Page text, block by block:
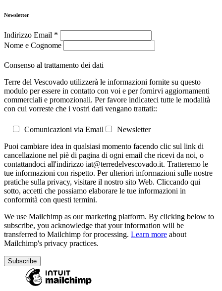
Newsletter
Indirizzo Email *
Nome e Cognome
Consenso al trattamento dei dati
Terre del Vescovado utilizzerà le informazioni fornite su questo
modulo per essere in contatto con voi e per fornirvi aggiornamenti
commerciali e promozionali. Per favore indicateci tutte le modalità
con cui vorreste che i vostri dati vengano trattati::
Comunicazioni via Email
Newsletter
Puoi cambiare idea in qualsiasi momento facendo clic sul link di
cancellazione nel piè di pagina di ogni email che ricevi da noi, o
contattandoci all'indirizzo iat@terredelvescovado.it. Tratteremo le
tue informazioni con rispetto. Per ulteriori informazioni sulle nostre
pratiche sulla privacy, visitare il nostro sito Web. Cliccando qui
sotto, accetti che possiamo elaborare le tue informazioni in
conformità con questi termini.
We use Mailchimp as our marketing platform. By clicking below to
subscribe, you acknowledge that your information will be
transferred to Mailchimp for processing. Learn more about
Mailchimp's privacy practices.